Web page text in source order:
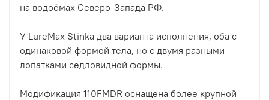
на водоёмах Северо-Запада РФ.
У LureMax Stinka два варианта исполнения, оба с
одинаковой формой тела, но с двумя разными
лопатками седловидной формы.
Модификация 110FMDR оснащена более крупной